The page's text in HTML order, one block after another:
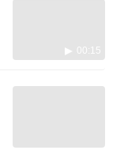
00:15